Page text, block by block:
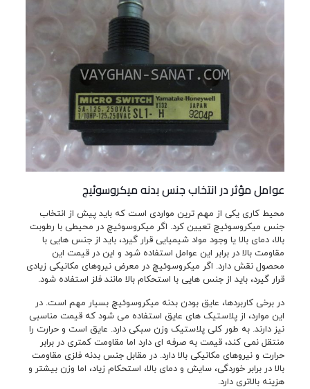
عوامل مؤثر در انتخاب جنس بدنه میکروسوئیچ
محیط کاری یکی از مهم ترین مواردی است که باید پیش از انتخاب
جنس میکروسوئیچ تعیین کرد. اگر میکروسوئیچ در محیطی با رطوبت
بالا، دمای بالا یا وجود مواد شیمیایی قرار گیرد، باید از جنس هایی با
مقاومت بالا در برابر این عوامل استفاده شود و این در قیمت این
محصول نقش دارد. اگر میکروسوئیچ در معرض نیروهای مکانیکی زیادی
قرار گیرد، باید از جنس هایی با استحکام بالا مانند فلز استفاده شود.
در برخی کاربردها، عایق بودن بدنه میکروسوئیچ بسیار مهم است. در
این موارد، از پلاستیک های عایق استفاده می شود که قیمت مناسبی
نیز دارند. به طور کلی پلاستیک وزن سبکی دارد. عایق است و حرارت را
منتقل نمی کند، قیمت به صرفه ای دارد اما مقاومت کمتری در برابر
حرارت و نیروهای مکانیکی بالا دارد. در مقابل جنس بدنه فلزی مقاومت
بالا در برابر خوردگی، سایش و دمای بالا، استحکام زیاد، اما وزن بیشتر و
هزینه بالاتری دارد.